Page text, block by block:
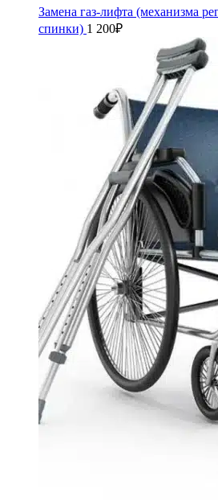
Замена газ-лифта (механизма
спинки) 1 200₽